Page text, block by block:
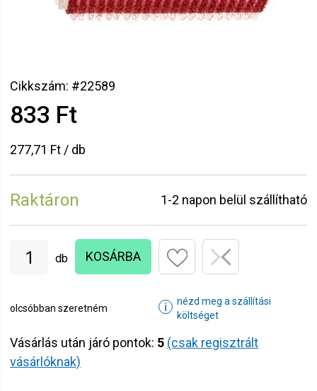
Cikkszám: #22589
833 Ft
277,71 Ft / db
Raktáron 1-2 napon belül szállítható
db KOSÁRBA
olcsóbban szeretném ℹ
nézd meg a szállítási
költséget
Vásárlás után járó pontok: 5 (csak regisztrált
vásárlóknak)